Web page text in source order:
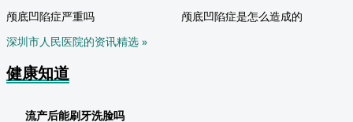
颅底凹陷症严重吗
颅底凹陷症是怎么造成的
深圳市人民医院的资讯精选 »
健康知道
流产后能刷牙洗脸吗